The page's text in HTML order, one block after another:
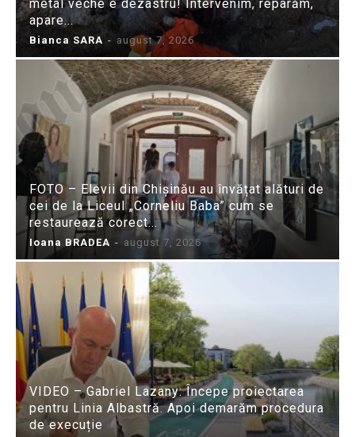
metal veche e dezastru! Intervenim, reparăm,
apare...
Bianca SARA - august 7, 2026
FOTO – Elevii din Chișinău au învățat alături de
cei de la Liceul „Corneliu Baba” cum se
restaurează corect...
Ioana BRADEA - august 7, 2026
VIDEO – Gabriel Lazany: Începe proiectarea
pentru Linia Albastră. Apoi demarăm procedura
de execuție